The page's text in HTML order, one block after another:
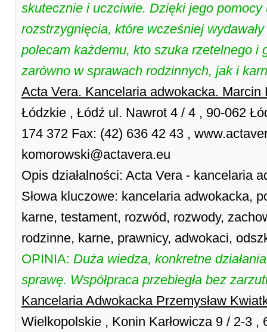
skutecznie i uczciwie. Dzięki jego pomocy
rozstrzygnięcia, które wcześniej
polecam każdemu, kto szuka rzetelnego i
zarówno w sprawach rodzinnych, jak i
Acta Vera. Kancelaria adwokacka.
Łódzkie , Łódź ul. Nawrot 4 / 4 , 90-062
174 372 Fax: (42) 636 42 43 ,
komorowski@actavera.eu
Opis działalności: Acta Vera - kancelaria
Słowa kluczowe: kancelaria adwokacka,
karne, testament, rozwód, rozwody,
rodzinne, karne, prawnicy, adwokaci,
OPINIA: Duża wiedza, konkretne
sprawę. Współpraca przebiegła bez
Kancelaria Adwokacka Przemysław
Wielkopolskie , Konin Karłowicza 9 / 2-3 ,